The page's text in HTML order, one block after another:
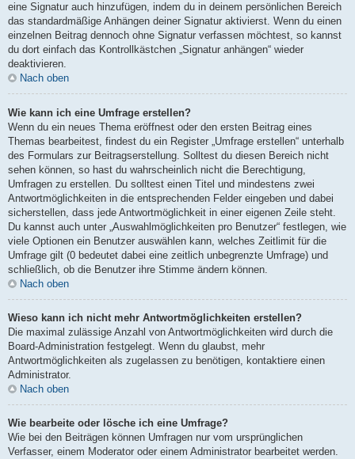
eine Signatur auch hinzufügen, indem du in deinem persönlichen Bereich
das standardmäßige Anhängen deiner Signatur aktivierst. Wenn du einen
einzelnen Beitrag dennoch ohne Signatur verfassen möchtest, so kannst
du dort einfach das Kontrollkästchen „Signatur anhängen“ wieder
deaktivieren.
Nach oben
Wie kann ich eine Umfrage erstellen?
Wenn du ein neues Thema eröffnest oder den ersten Beitrag eines
Themas bearbeitest, findest du ein Register „Umfrage erstellen“ unterhalb
des Formulars zur Beitragserstellung. Solltest du diesen Bereich nicht
sehen können, so hast du wahrscheinlich nicht die Berechtigung,
Umfragen zu erstellen. Du solltest einen Titel und mindestens zwei
Antwortmöglichkeiten in die entsprechenden Felder eingeben und dabei
sicherstellen, dass jede Antwortmöglichkeit in einer eigenen Zeile steht.
Du kannst auch unter „Auswahlmöglichkeiten pro Benutzer“ festlegen, wie
viele Optionen ein Benutzer auswählen kann, welches Zeitlimit für die
Umfrage gilt (0 bedeutet dabei eine zeitlich unbegrenzte Umfrage) und
schließlich, ob die Benutzer ihre Stimme ändern können.
Nach oben
Wieso kann ich nicht mehr Antwortmöglichkeiten erstellen?
Die maximal zulässige Anzahl von Antwortmöglichkeiten wird durch die
Board-Administration festgelegt. Wenn du glaubst, mehr
Antwortmöglichkeiten als zugelassen zu benötigen, kontaktiere einen
Administrator.
Nach oben
Wie bearbeite oder lösche ich eine Umfrage?
Wie bei den Beiträgen können Umfragen nur vom ursprünglichen
Verfasser, einem Moderator oder einem Administrator bearbeitet werden.